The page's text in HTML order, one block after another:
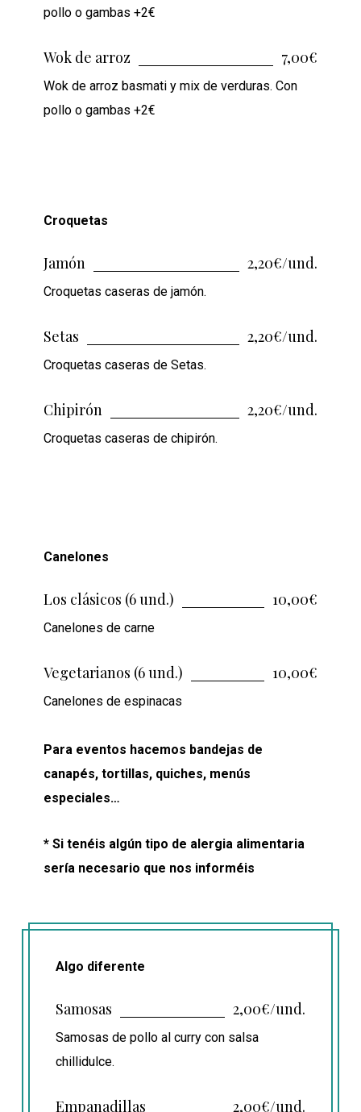
pollo o gambas +2€
Wok de arroz 7,00€
Wok de arroz basmati y mix de verduras. Con
pollo o gambas +2€
Croquetas
Jamón 2,20€/und.
Croquetas caseras de jamón.
Setas 2,20€/und.
Croquetas caseras de Setas.
Chipirón 2,20€/und.
Croquetas caseras de chipirón.
Canelones
Los clásicos (6 und.) 10,00€
Canelones de carne
Vegetarianos (6 und.) 10,00€
Canelones de espinacas
Para eventos hacemos bandejas de
canapés, tortillas, quiches, menús
especiales…
* Si tenéis algún tipo de alergia alimentaria
sería necesario que nos informéis
Algo diferente
Samosas 2,00€/und.
Samosas de pollo al curry con salsa
chillidulce.
Empanadillas 2,00€/und.